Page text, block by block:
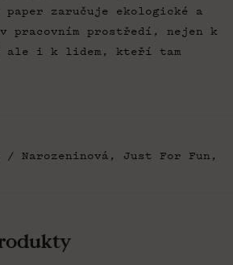
zaručuje ekologické a
pracovním prostředí, nejen k
ale i k lidem, kteří tam
/ Narozeninová , Just For Fun,